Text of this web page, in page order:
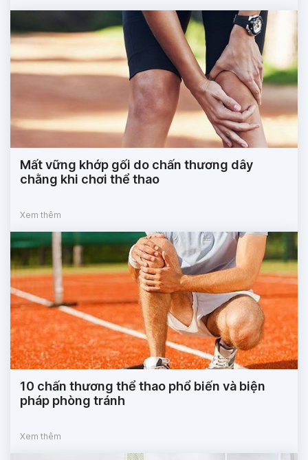
Mất vững khớp gối do chấn thương dây
chằng khi chơi thể thao
Xem thêm
10 chấn thương thể thao phổ biến và biện
pháp phòng tránh
Xem thêm